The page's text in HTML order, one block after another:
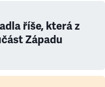
říše, která z
Západu